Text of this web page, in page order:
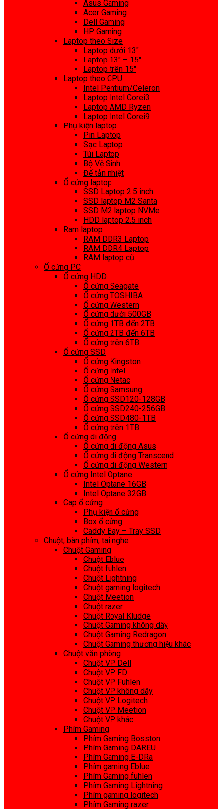
Asus Gaming
Acer Gaming
Dell Gaming
HP Gaming
Laptop theo Size
Laptop dưới 13″
Laptop 13″ – 15″
Laptop trên 15″
Laptop theo CPU
Intel Pentium/Celeron
Laptop Intel Corei3
Laptop AMD Ryzen
Laptop Intel Corei9
Phụ kiện laptop
Pin Laptop
Sạc Laptop
Túi Laptop
Bộ Vệ Sinh
Đế tản nhiệt
Ổ cứng laptop
SSD Laptop 2.5 inch
SSD laptop M2 Santa
SSD M2 laptop NVMe
HDD laptop 2.5 inch
Ram laptop
RAM DDR3 Laptop
RAM DDR4 Laptop
RAM laptop cũ
Ổ cứng PC
Ổ cứng HDD
Ổ cứng Seagate
Ổ cứng TOSHIBA
Ổ cứng Western
Ổ cứng dưới 500GB
Ổ cứng 1TB đến 2TB
Ổ cứng 2TB đến 6TB
Ổ cứng trên 6TB
Ổ cứng SSD
Ổ cứng Kingston
Ổ cứng Intel
Ổ cứng Netac
Ổ cứng Samsung
Ổ cứng SSD120-128GB
Ổ cứng SSD240-256GB
Ổ cứng SSD480-1TB
Ổ cứng trên 1TB
Ổ cứng di động
Ổ cứng di động Asus
Ổ cứng di động Transcend
Ổ cứng di động Western
Ổ cứng Intel Optane
Intel Optane 16GB
Intel Optane 32GB
Cap ổ cứng
Phụ kiện ổ cứng
Box ổ cứng
Caddy Bay – Tray SSD
Chuột, bàn phím, tai nghe
Chuột Gaming
Chuột Eblue
Chuột fuhlen
Chuột Lightning
Chuột gaming logitech
Chuột Meetion
Chuột razer
Chuột Royal Kludge
Chuột Gaming không dây
Chuột Gaming Redragon
Chuột Gaming thương hiệu khác
Chuột văn phòng
Chuột VP Dell
Chuột VP FD
Chuột VP Fuhlen
Chuột VP không dây
Chuột VP Logitech
Chuột VP Meetion
Chuột VP khác
Phím Gaming
Phím Gaming Bosston
Phím Gaming DAREU
Phím Gaming E-DRa
Phím gaming Eblue
Phím Gaming fuhlen
Phím Gaming Lightning
Phím gaming logitech
Phím Gaming razer